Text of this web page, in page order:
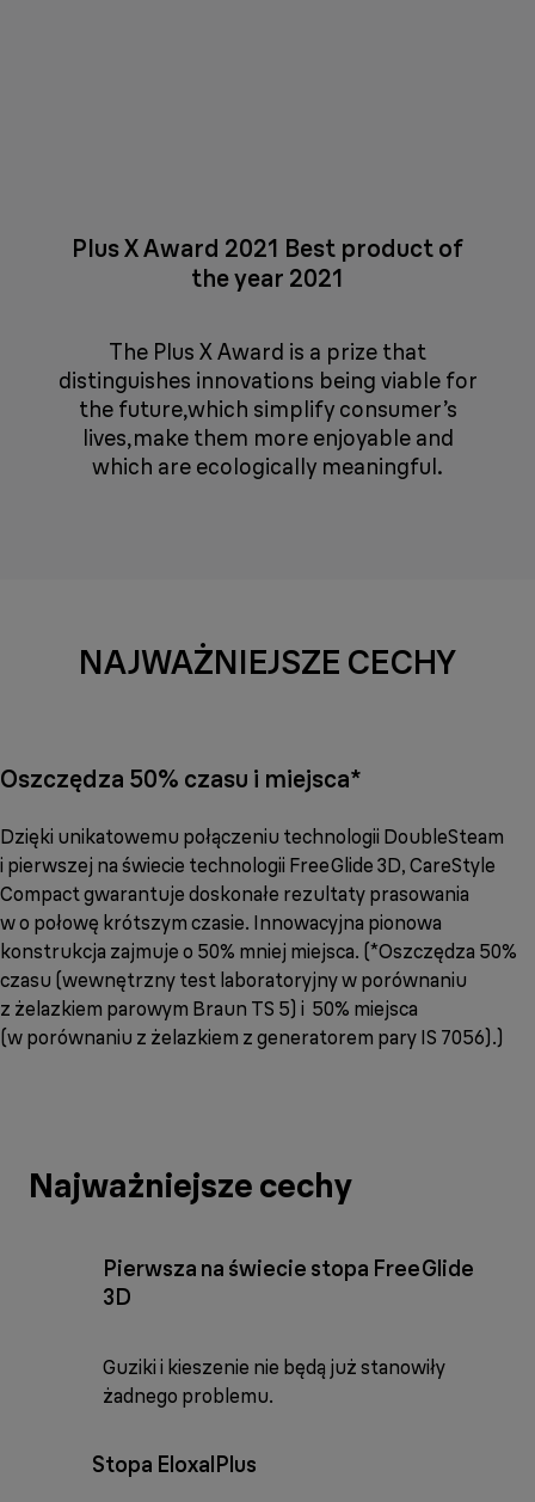
Plus X Award 2021 Best product of
the year 2021
The Plus X Award is a prize that
distinguishes innovations being viable for
the future,which simplify consumer’s
lives,make them more enjoyable and
which are ecologically meaningful.
NAJWAŻNIEJSZE CECHY
Oszczędza 50% czasu i miejsca*
Dzięki unikatowemu połączeniu technologii DoubleSteam
i pierwszej na świecie technologii FreeGlide 3D, CareStyle
Compact gwarantuje doskonałe rezultaty prasowania
w o połowę krótszym czasie. Innowacyjna pionowa
konstrukcja zajmuje o 50% mniej miejsca. (*Oszczędza 50%
czasu (wewnętrzny test laboratoryjny w porównaniu
z żelazkiem parowym Braun TS 5) i 50% miejsca
(w porównaniu z żelazkiem z generatorem pary IS 7056).)
Najważniejsze cechy
Pierwsza na świecie stopa FreeGlide
3D
Guziki i kieszenie nie będą już stanowiły
żadnego problemu.
Stopa EloxalPlus